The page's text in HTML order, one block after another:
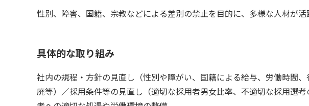
性別、障害、国籍、宗教などによる差別の禁止を目的に、多様な人材が活
具体的な取り組み
社内の規程・方針の見直し（性別や障がい、国籍による給与、労働時間
廃等）／採用条件等の見直し（適切な採用者男女比率、不適切な採用選